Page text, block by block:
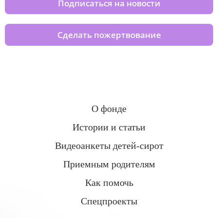
Подписаться на новости
Сделать пожертвование
О фонде
Истории и статьи
Видеоанкеты детей-сирот
Приемным родителям
Как помочь
Спецпроекты